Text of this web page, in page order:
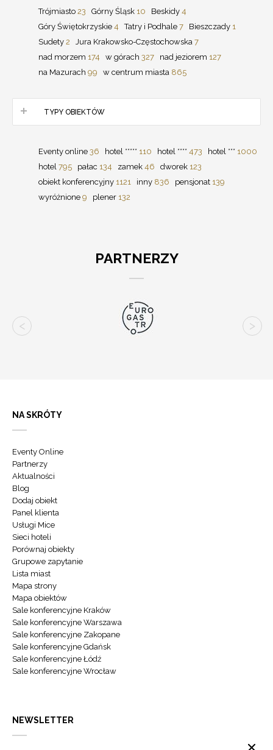
Trójmiasto 23 Górny Śląsk 10 Beskidy 4
Góry Świętokrzyskie 4 Tatry i Podhale 7 Bieszczady 1
Sudety 2 Jura Krakowsko-Częstochowska 7
nad morzem 174 w górach 327 nad jeziorem 127
na Mazurach 99 w centrum miasta 865
TYPY OBIEKTÓW
Eventy online 36 hotel ***** 110 hotel **** 473 hotel *** 1000
hotel 795 pałac 134 zamek 46 dworek 123
obiekt konferencyjny 1121 inny 836 pensjonat 139
wyróżnione 9 plener 132
PARTNERZY
NA SKRÓTY
Eventy Online
Partnerzy
Aktualności
Blog
Dodaj obiekt
Panel klienta
Usługi Mice
Sieci hoteli
Porównaj obiekty
Grupowe zapytanie
Lista miast
Mapa strony
Mapa obiektów
Sale konferencyjne Kraków
Sale konferencyjne Warszawa
Sale konferencyjne Zakopane
Sale konferencyjne Gdańsk
Sale konferencyjne Łódź
Sale konferencyjne Wrocław
NEWSLETTER